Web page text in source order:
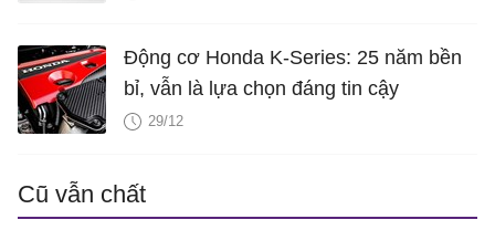
Động cơ Honda K-Series: 25 năm bền
bỉ, vẫn là lựa chọn đáng tin cậy
29/12
Cũ vẫn chất